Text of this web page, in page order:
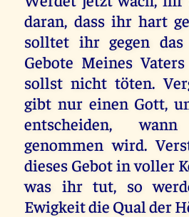
daran, dass ihr hart
solltet ihr gegen
Gebote Meines
sollst nicht töten.
gibt nur einen Gott,
entscheiden,
genommen wird.
dieses Gebot in voller
was ihr tut, so
Ewigkeit die Qual der